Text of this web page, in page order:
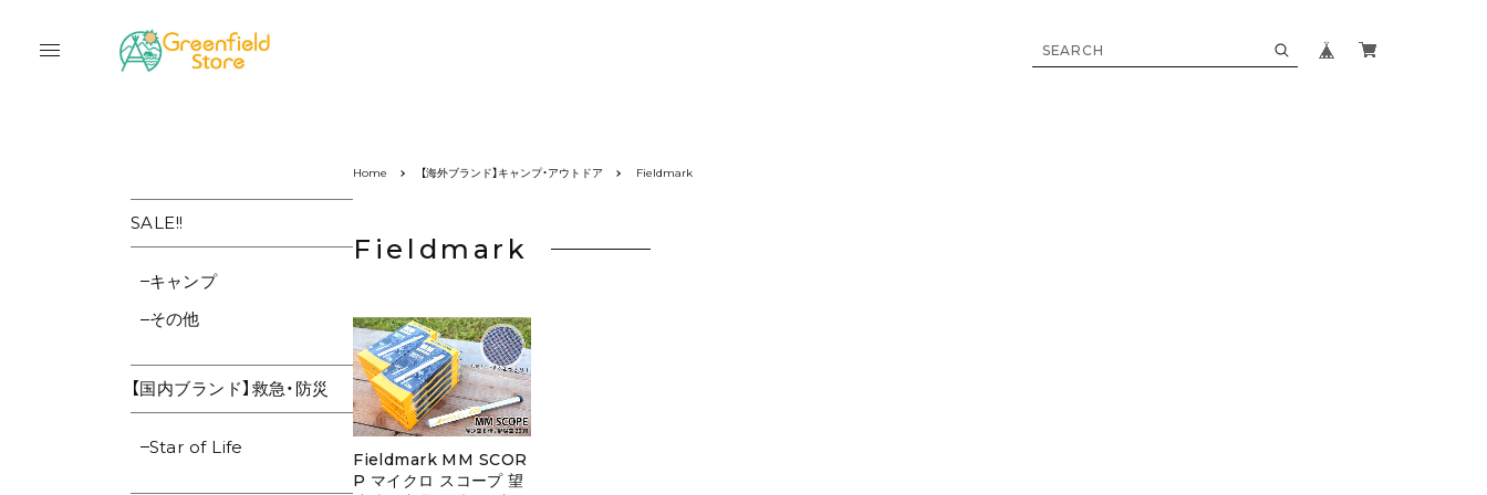
SALE!!
キャンプ
その他
【国内ブランド】救急・防災
Star of Life
Home 【海外ブランド】キャンプ・アウトドア Fieldmark
Fieldmark
Fieldmark MM SCOR
P マイクロ スコープ 望